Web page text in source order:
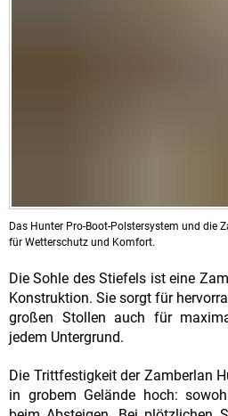
Das Hunter Pro-Boot-Polstersystem und die
für Wetterschutz und Komfort.
Die Sohle des Stiefels ist eine
Konstruktion. Sie sorgt für
großen Stollen auch für
jedem Untergrund.
Die Trittfestigkeit der Zamberlan
in grobem Gelände hoch: